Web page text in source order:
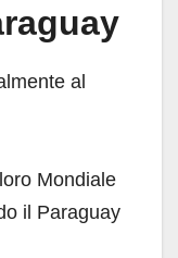
al
Mondiale
il Paraguay